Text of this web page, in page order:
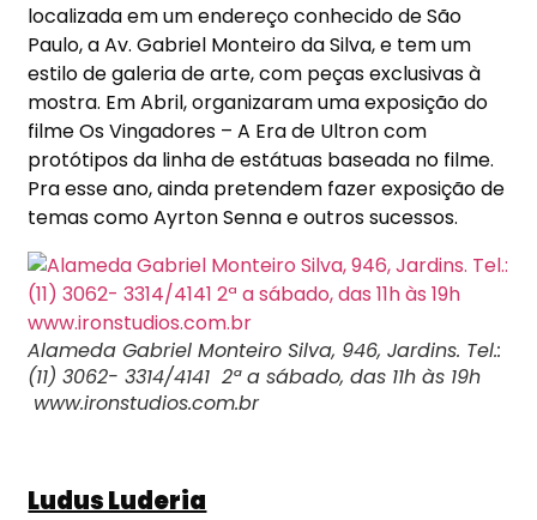
localizada em um endereço conhecido de São
Paulo, a Av. Gabriel Monteiro da Silva, e tem um
estilo de galeria de arte, com peças exclusivas à
mostra. Em Abril, organizaram uma exposição do
filme Os Vingadores – A Era de Ultron com
protótipos da linha de estátuas baseada no filme.
Pra esse ano, ainda pretendem fazer exposição de
temas como Ayrton Senna e outros sucessos.
Alameda Gabriel Monteiro Silva, 946, Jardins. Tel.:
(11) 3062- 3314/4141 2ª a sábado, das 11h às 19h
www.ironstudios.com.br
Ludus Luderia